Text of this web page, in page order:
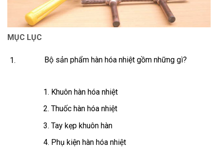
MỤC LỤC
Bộ sản phẩm hàn hóa nhiệt gồm những gì?
Khuôn hàn hóa nhiệt
Thuốc hàn hóa nhiệt
Tay kẹp khuôn hàn
Phụ kiện hàn hóa nhiệt